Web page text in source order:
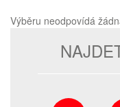
Výběru neodpovídá